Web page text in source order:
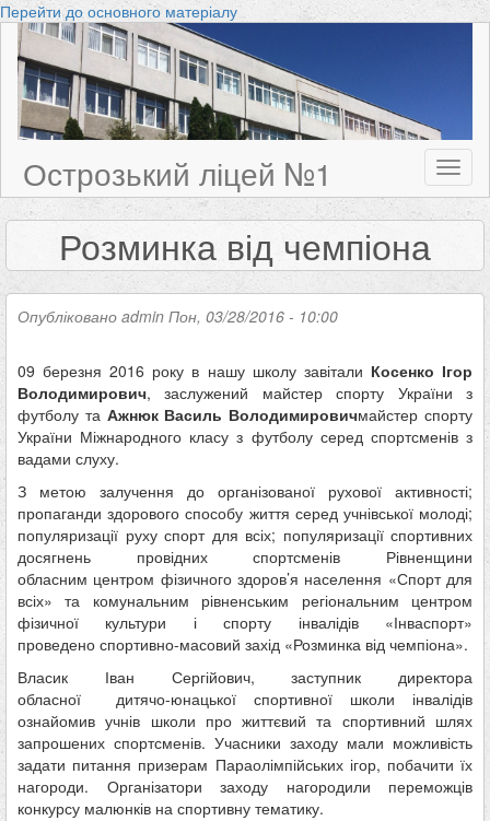
Перейти до основного матеріалу
Острозький ліцей №1
Розминка від чемпіона
Опубліковано admin Пон, 03/28/2016 - 10:00
09 березня 2016 року в нашу школу завітали Косенко Ігор
Володимирович, заслужений майстер спорту України з
футболу та Ажнюк Василь Володимировичмайстер спорту
України Міжнародного класу з футболу серед спортсменів з
вадами слуху.
З метою залучення до організованої рухової активності;
пропаганди здорового способу життя серед учнівської молоді;
популяризації руху спорт для всіх; популяризації спортивних
досягнень провідних спортсменів Рівненщини
обласним центром фізичного здоров’я населення «Спорт для
всіх» та комунальним рівненським регіональним центром
фізичної культури і спорту інвалідів «Інваспорт»
проведено спортивно-масовий захід «Розминка від чемпіона».
Власик Іван Сергійович, заступник директора
обласної дитячо-юнацької спортивної школи інвалідів
ознайомив учнів школи про життєвий та спортивний шлях
запрошених спортсменів. Учасники заходу мали можливість
задати питання призерам Параолімпійських ігор, побачити їх
нагороди. Організатори заходу нагородили переможців
конкурсу малюнків на спортивну тематику.